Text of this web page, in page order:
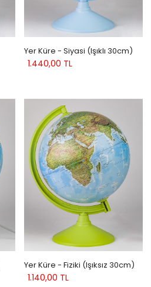
Yer Küre - Siyasi (Işıklı 30cm)
1.440,00 TL
Yer Küre - Fiziki (Işıksız 30cm)
1.140,00 TL